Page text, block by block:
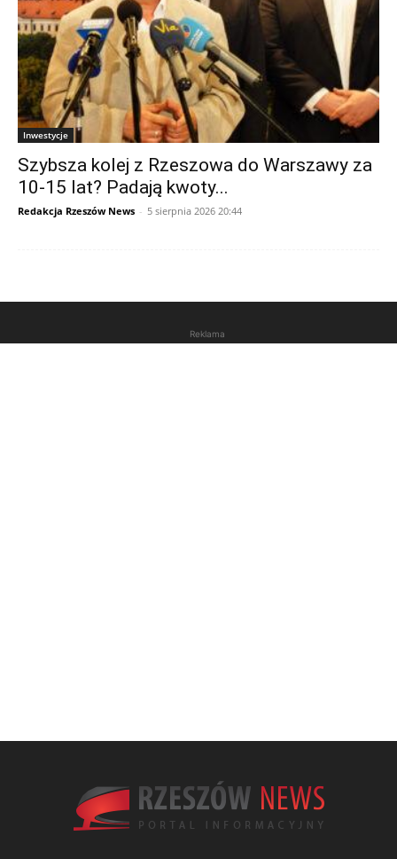
Inwestycje
Szybsza kolej z Rzeszowa do Warszawy za
10-15 lat? Padają kwoty...
Redakcja Rzeszów News - 5 sierpnia 2026 20:44
Reklama